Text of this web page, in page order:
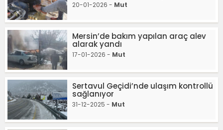
20-01-2026 - Mut
Mersin’de bakım yapılan araç alev
alarak yandı
17-01-2026 - Mut
Sertavul Geçidi’nde ulaşım kontrollü
sağlanıyor
31-12-2025 - Mut